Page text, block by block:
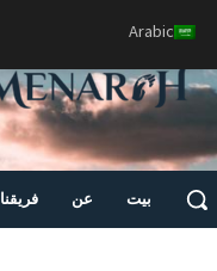
بيت عن فريقنا
Arabic